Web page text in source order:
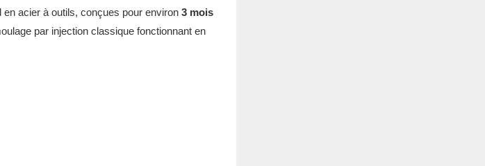
acier à outils, conçues pour environ 3 mois
par injection classique fonctionnant en